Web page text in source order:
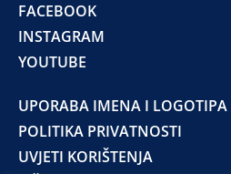
FACEBOOK
INSTAGRAM
YOUTUBE
UPORABA IMENA I LOGOTIPA
POLITIKA PRIVATNOSTI
UVJETI KORIŠTENJA